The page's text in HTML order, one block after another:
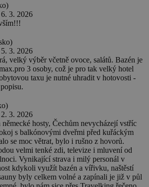
3. 2026
3. 2026
velký výběr včetně ovoce, salátů. Bazén je
3 osoby, což je pro tak velký hotel
taxu je nutné uhradit v hotovosti -
3. 2026
hosty, Čechům nevycházejí vstříc
s balkónovými dveřmi před kuřáckým
se moc větrat, bylo i rušno z hovorů.
velmi tenké zdi, televize i mluvení od
Vynikající strava i milý personál v
kdykoli využít bazén a vířivku, naštěstí
byly celkem volné a zapínali je již v půl